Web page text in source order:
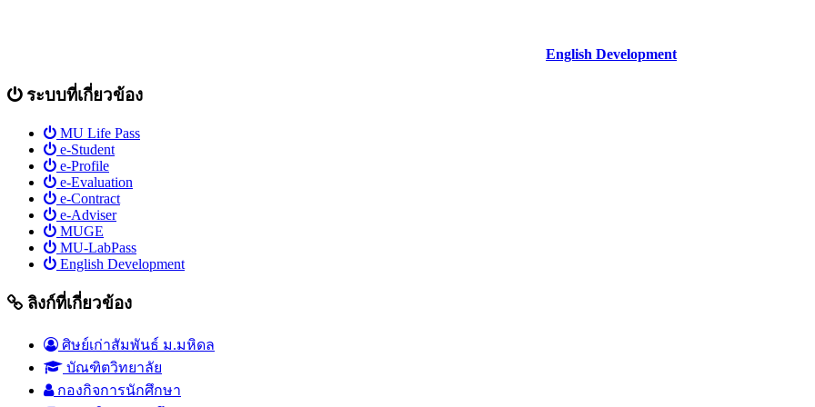
English Development
ระบบที่เกี่ยวข้อง
MU Life Pass
e-Student
e-Profile
e-Evaluation
e-Contract
e-Adviser
MUGE
MU-LabPass
English Development
ลิงก์ที่เกี่ยวข้อง
ศิษย์เก่าสัมพันธ์ ม.มหิดล
บัณฑิตวิทยาลัย
กองกิจการนักศึกษา